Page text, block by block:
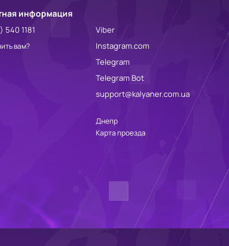
информация
1181
вам?
Viber
Instagram.com
Telegram
Telegram Bot
support@kalyaner.com.ua
Днепр
Карта проезда